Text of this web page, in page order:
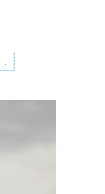
Образовательная миграция студентов из небольших городов и сел в мегаполисы. Социальное включение как способ повышения устойчивости: барьеры, стратегии, успешные практики